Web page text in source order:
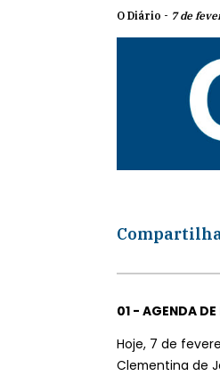
O Diário - 7 de
01 - AGENDA DE
Hoje, 7 de
Clementina de